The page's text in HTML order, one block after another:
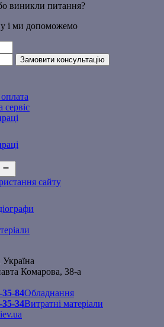
виникли питання?
і ми допоможемо
сервіс
меню
сайту
Комарова, 38-а
35-84Обладнання
35-34Витратні матеріали